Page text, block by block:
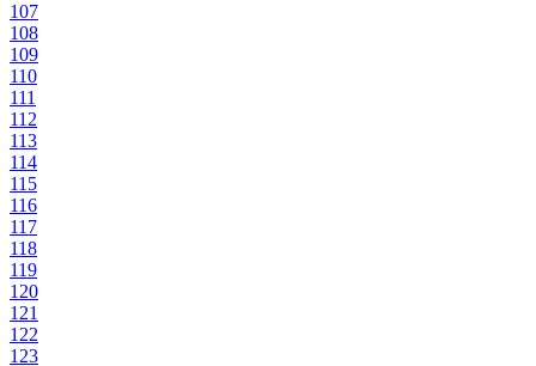
107
108
109
110
111
112
113
114
115
116
117
118
119
120
121
122
123